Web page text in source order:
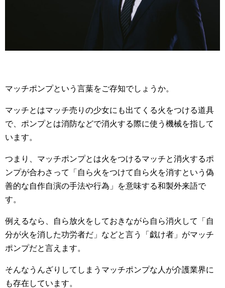
マッチポンプという言葉をご存知でしょうか。
マッチとはマッチ売りの少女にも出てくる火をつける道具
で、ポンプとは消防などで消火する際に使う機械を指して
います。
つまり、マッチポンプとは火をつけるマッチと消火するポ
ンプが合わさって「自ら火をつけて自ら火を消すという偽
善的な自作自演の手法や行為」を意味する和製外来語で
す。
例えるなら、自ら放火をしておきながら自ら消火して「自
分が火を消した功労者だ」などと言う「戯け者」がマッチ
ポンプだと言えます。
そんなうんざりしてしまうマッチポンプな人が介護業界に
も存在しています。